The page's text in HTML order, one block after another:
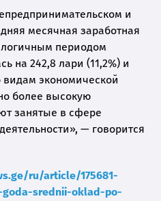
и
месячная заработная
периодом
на 242,8 лари (11,2%) и
видам экономической
более высокую
занятые в сфере
— говорится
ru/article/175681-
srednii-oklad-po-